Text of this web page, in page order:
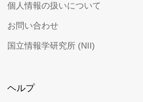
個人情報の扱いについて
お問い合わせ
国立情報学研究所 (NII)
ヘルプ